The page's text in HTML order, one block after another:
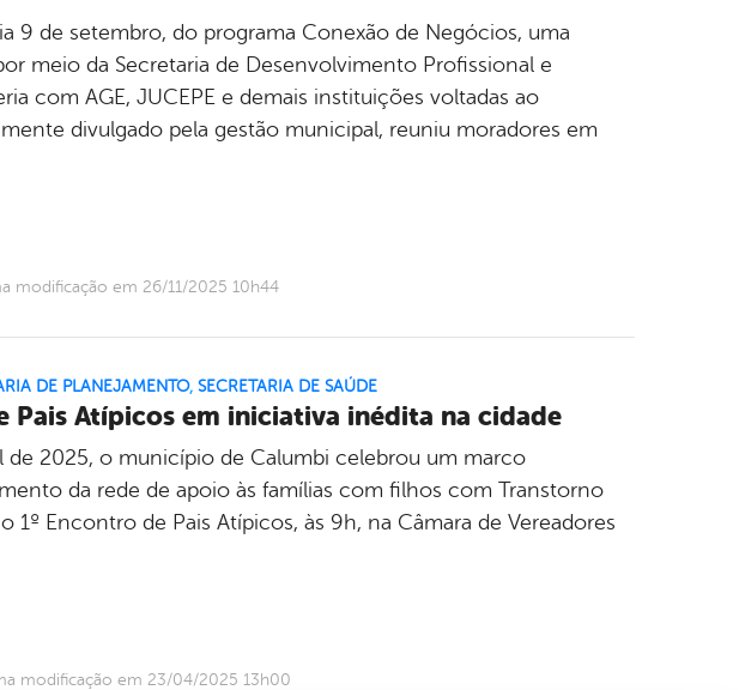
9 de setembro, do programa Conexão de Negócios, uma
meio da Secretaria de Desenvolvimento Profissional e
com AGE, JUCEPE e demais instituições voltadas ao
divulgado pela gestão municipal, reuniu moradores em
modificação em 26/11/2025 10h44
DE PLANEJAMENTO, SECRETARIA DE SAÚDE
Pais Atípicos em iniciativa inédita na cidade
de 2025, o município de Calumbi celebrou um marco
da rede de apoio às famílias com filhos com Transtorno
1º Encontro de Pais Atípicos, às 9h, na Câmara de Vereadores
modificação em 23/04/2025 13h00